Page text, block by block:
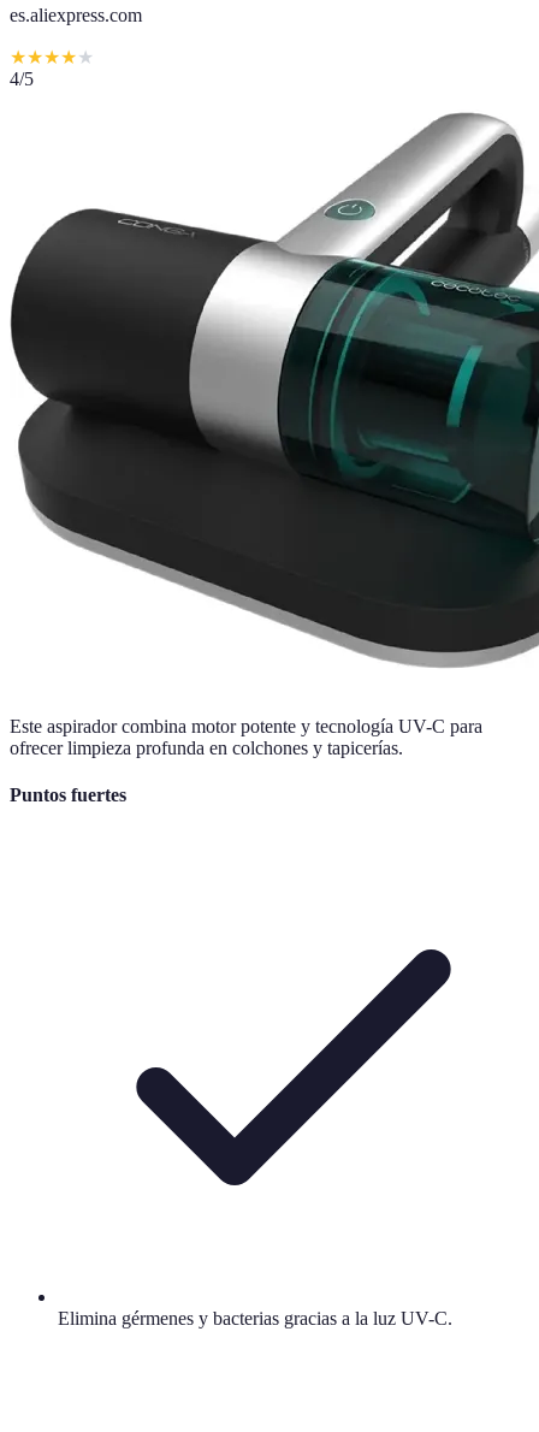
es.aliexpress.com
★★★★★
4/5
Este aspirador combina motor potente y tecnología UV-C para
ofrecer limpieza profunda en colchones y tapicerías.
Puntos fuertes
Elimina gérmenes y bacterias gracias a la luz UV-C.